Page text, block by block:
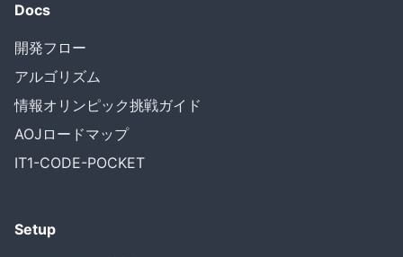
Docs
開発フロー
アルゴリズム
情報オリンピック挑戦ガイド
AOJロードマップ
IT1-CODE-POCKET
Setup